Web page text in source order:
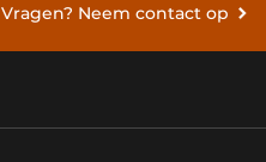
Vragen? Neem contact op